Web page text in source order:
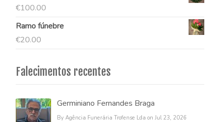
€100.00
Ramo fúnebre
€20.00
Falecimentos recentes
Germiniano Fernandes Braga
By Agência Funerária Trofense Lda on Jul 23, 2026